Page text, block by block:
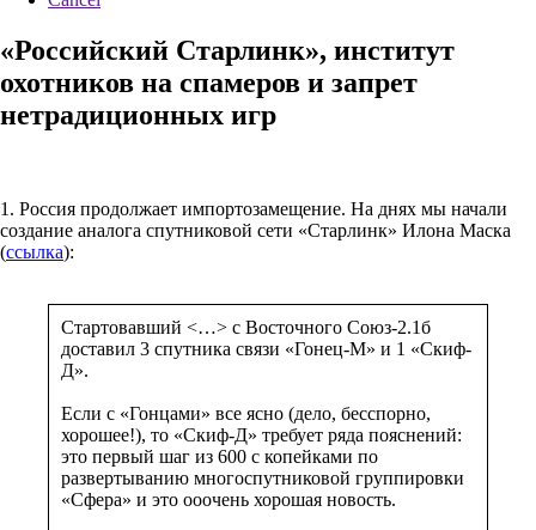
«Российский Старлинк», институт
охотников на спамеров и запрет
нетрадиционных игр
1. Россия продолжает импортозамещение. На днях мы начали
создание аналога спутниковой сети «Старлинк» Илона Маска
(ссылка):
Стартовавший <…> с Восточного Союз-2.1б
доставил 3 спутника связи «Гонец-М» и 1 «Скиф-
Д».
Если с «Гонцами» все ясно (дело, бесспорно,
хорошее!), то «Скиф-Д» требует ряда пояснений:
это первый шаг из 600 с копейками по
развертыванию многоспутниковой группировки
«Сфера» и это ооочень хорошая новость.